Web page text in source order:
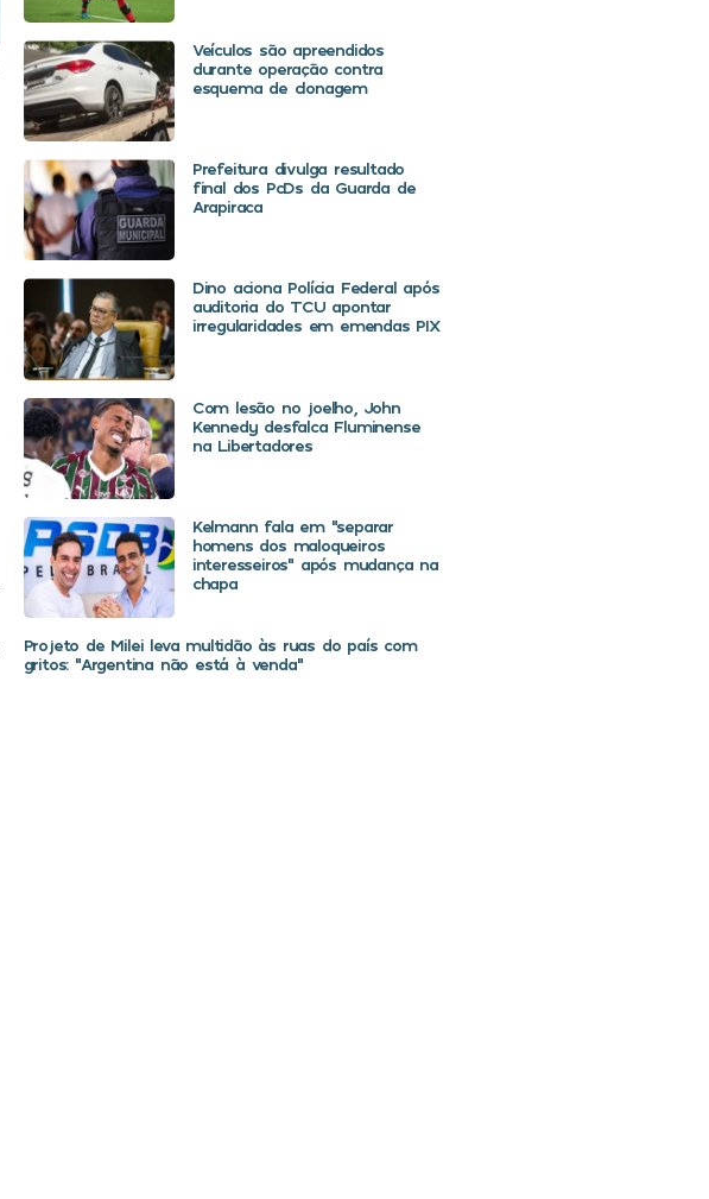
Veículos são apreendidos
durante operação contra
esquema de clonagem
Prefeitura divulga resultado
final dos PcDs da Guarda de
Arapiraca
Dino aciona Polícia Federal após
auditoria do TCU apontar
irregularidades em emendas PIX
Com lesão no joelho, John
Kennedy desfalca Fluminense
na Libertadores
Kelmann fala em “separar
homens dos maloqueiros
interesseiros” após mudança na
chapa
Projeto de Milei leva multidão às ruas do país com
gritos: “Argentina não está à venda”